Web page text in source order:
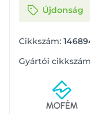
Újdonság
Cikkszám:
Gyártói